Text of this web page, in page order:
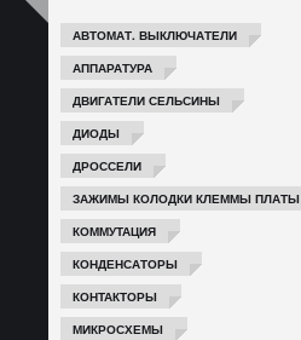
АВТОМАТ. ВЫКЛЮЧАТЕЛИ
АППАРАТУРА
ДВИГАТЕЛИ СЕЛЬСИНЫ
ДИОДЫ
ДРОССЕЛИ
ЗАЖИМЫ КОЛОДКИ КЛЕММЫ ПЛАТЫ
КОММУТАЦИЯ
КОНДЕНСАТОРЫ
КОНТАКТОРЫ
МИКРОСХЕМЫ